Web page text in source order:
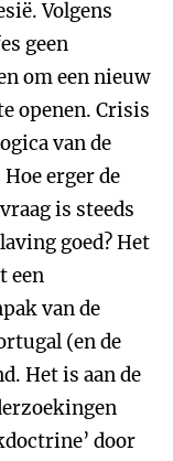
Volgens
geen
om een nieuw
openen. Crisis
van de
erger de
is steeds
goed? Het
een
van de
(en de
Het is aan de
door